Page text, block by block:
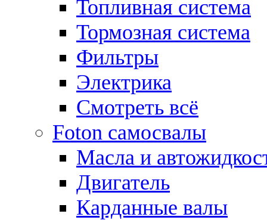
Топливная система
Тормозная система
Фильтры
Электрика
Смотреть всё
Foton самосвалы
Масла и
Двигатель
Карданные валы